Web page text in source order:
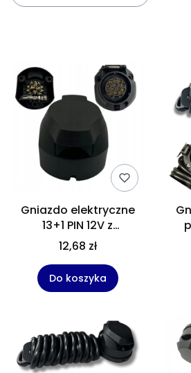
Gniazdo elektryczne
13+1 PIN 12V z
kontaktami
skręcanymi –
przyczepy, kampery,
lawety
12,68 zł
Do koszyka